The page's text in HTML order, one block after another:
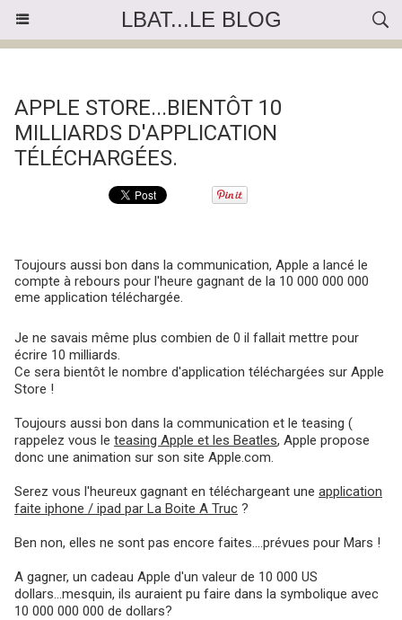
LBAT...LE BLOG
APPLE STORE...BIENTÔT 10
MILLIARDS D'APPLICATION
TÉLÉCHARGÉES.
Toujours aussi bon dans la communication, Apple a lancé le
compte à rebours pour l'heure gagnant de la 10 000 000 000
eme application téléchargée.
Je ne savais même plus combien de 0 il fallait mettre pour
écrire 10 milliards.
Ce sera bientôt le nombre d'application téléchargées sur Apple
Store !
Toujours aussi bon dans la communication et le teasing (
rappelez vous le teasing Apple et les Beatles, Apple propose
donc une animation sur son site Apple.com.
Serez vous l'heureux gagnant en téléchargeant une application
faite iphone / ipad par La Boite A Truc ?
Ben non, elles ne sont pas encore faites....prévues pour Mars !
A gagner, un cadeau Apple d'un valeur de 10 000 US
dollars...mesquin, ils auraient pu faire dans la symbolique avec
10 000 000 000 de dollars?